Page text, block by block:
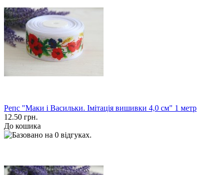
Репс "Маки і Васильки. Імітація вишивки 4,0 см" 1 метр
12.50 грн.
До кошика